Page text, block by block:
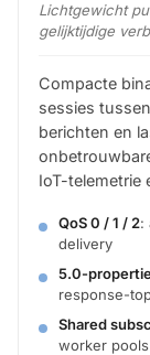
Lichtgewicht
gelijktijdige
Compacte
sessies
berichten en
IoT-telemetrie
QoS 0 / 1 / 2:
delivery
5.0-
response-
Shared
worker